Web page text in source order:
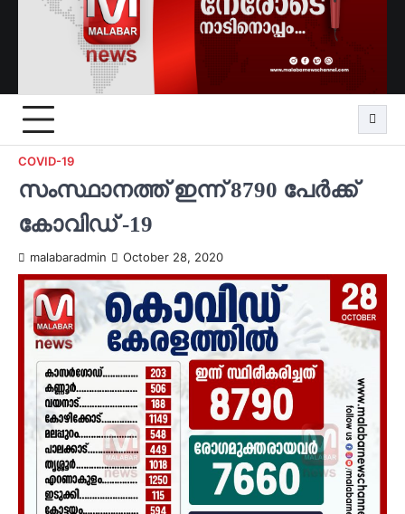
COVID-19
സംസ്ഥാനത്ത് ഇന്ന് 8790 പേര്‍ക്ക്
കോവിഡ് -19
malabaradmin October 28, 2020